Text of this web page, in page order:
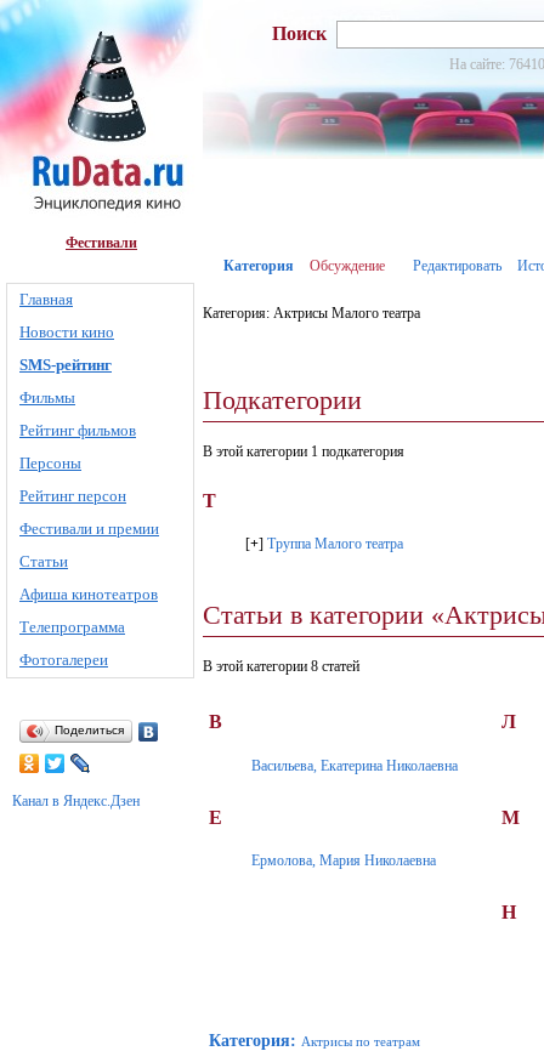
Фестивали
Главная
Новости кино
SMS-рейтинг
Фильмы
Рейтинг фильмов
Персоны
Рейтинг персон
Фестивали и премии
Статьи
Афиша кинотеатров
Телепрограмма
Фотогалереи
Поделиться
Канал в Яндекс.Дзен
Поиск
На сайте:
Категория Обсуждение Редактировать
Категория: Актрисы Малого театра
Подкатегории
В этой категории 1 подкатегория
Т
[+] Труппа Малого театра
Статьи в категории
В этой категории 8 статей
В
Васильева, Екатерина Николаевна
Е
Ермолова, Мария Николаевна
Л
М
Н
Категория: Актрисы по театрам